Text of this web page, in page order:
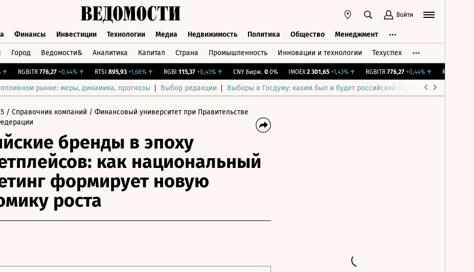
Войти
Финансы Инвестиции Технологии Медиа Недвижимость Политика Общество Менеджмент
Город Ведомости& Аналитика Капитал Страна Промышленность Инновации и технологии Техуспех
RGBITR 776,27 +0,44%↑ RTSI 895,93 +1,68%↑ RGBI 115,37 +0,43%↑ CNY Бирж. 0 0% IMOEX 2 301,65 +1,43%↑ RGBITR 776,27 +0,44%↑ RTSI
рынке: меры, динамика, прогнозы Выбор редакции Выборы в Госдуму: каким был и будет российский парламент
/ Справочник компаний / Финансовый университет при Правительстве
бренды в эпоху
как национальный
формирует новую
роста